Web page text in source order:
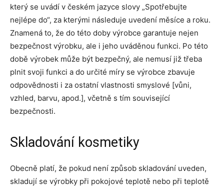
který se uvádí v českém jazyce slovy „Spotřebujte
nejlépe do“, za kterými následuje uvedení měsíce a roku.
Znamená to, že do této doby výrobce garantuje nejen
bezpečnost výrobku, ale i jeho uváděnou funkci. Po této
době výrobek může být bezpečný, ale nemusí již třeba
plnit svoji funkci a do určité míry se výrobce zbavuje
odpovědnosti i za ostatní vlastnosti smyslové [vůni,
vzhled, barvu, apod.], včetně s tím související
bezpečnosti.
Skladování kosmetiky
Obecně platí, že pokud není způsob skladování uveden,
skladují se výrobky při pokojové teplotě nebo při teplotě